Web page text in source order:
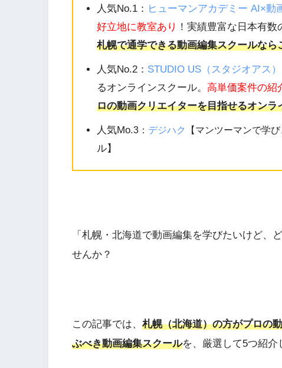
人気No.1： ヒューマンアカデミー AI×動
好立地に教室あり ！実績豊富な日本有数
札幌で通学できる動画編集スクールなら
人気No.2： STUDIO US（スタジオアス）
るオンラインスクール。 高単価案件の紹
ロの動画クリエイターを目指せるオンラ
人気Mo.3： デジハク 【マンツーマンで学
ル】
「札幌・北海道で動画編集を学びたいけど、
せんか？
この記事では、 札幌（北海道）の方がプロの
ぶべき動画編集スクールを、厳選して5つ紹介